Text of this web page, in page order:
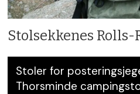
Stolsekkenes Rolls-
Stoler for
Thorsminde